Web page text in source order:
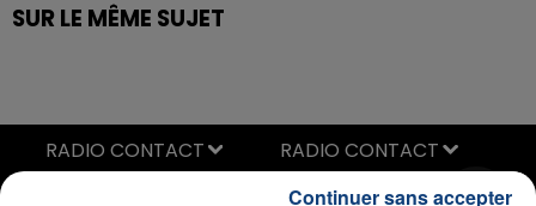
SUR LE MÊME SUJET
Habits
RADIO CONTACT
Continuer sans accepter